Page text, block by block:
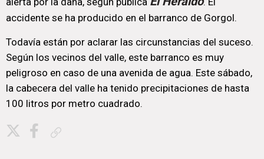
accidente se ha producido en el barranco de Gorgol.
Todavía están por aclarar las circunstancias del suceso.
Según los vecinos del valle, este barranco es muy
peligroso en caso de una avenida de agua. Este sábado,
la cabecera del valle ha tenido precipitaciones de hasta
100 litros por metro cuadrado.